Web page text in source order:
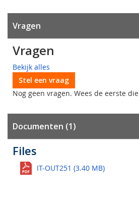
Vragen
Vragen
Bekijk alles
Stel een vraag
Nog geen vragen. Wees de eerste
Documenten (1)
Files
IT-OUT251 (3.40 MB)